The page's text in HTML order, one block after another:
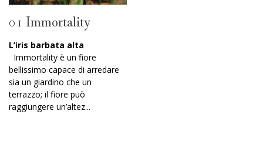
01 Immortality
L’iris barbata alta
Immortality è un fiore
bellissimo capace di arredare
sia un giardino che un
terrazzo; il fiore può
raggiungere un’altez...